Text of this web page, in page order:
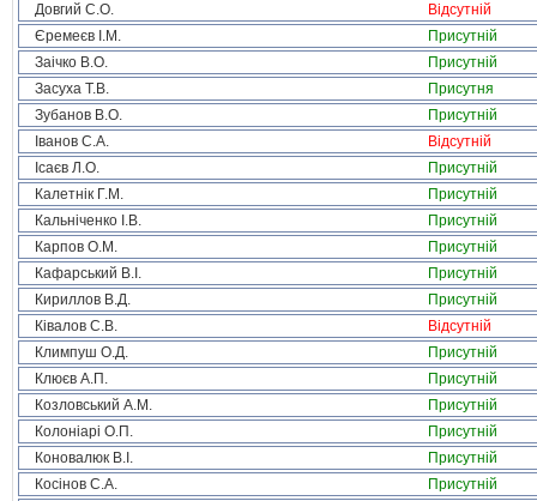
Довгий С.О.
Відсутній
Єремеєв І.М.
Присутній
Заічко В.О.
Присутній
Засуха Т.В.
Присутня
Зубанов В.О.
Присутній
Іванов С.А.
Відсутній
Ісаєв Л.О.
Присутній
Калетнік Г.М.
Присутній
Кальніченко І.В.
Присутній
Карпов О.М.
Присутній
Кафарський В.І.
Присутній
Кириллов В.Д.
Присутній
Ківалов С.В.
Відсутній
Климпуш О.Д.
Присутній
Клюєв А.П.
Присутній
Козловський А.М.
Присутній
Колоніарі О.П.
Присутній
Коновалюк В.І.
Присутній
Косінов С.А.
Присутній